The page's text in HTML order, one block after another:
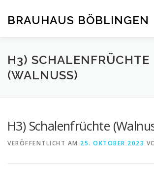
springen
BRAUHAUS BÖBLINGEN
H3) SCHALENFRÜCHTE
(WALNUSS)
H3) Schalenfrüchte
VERÖFFENTLICHT AM 25. OKTOBER 2023